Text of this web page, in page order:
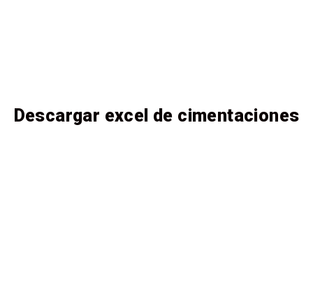
Descargar excel de cimentaciones